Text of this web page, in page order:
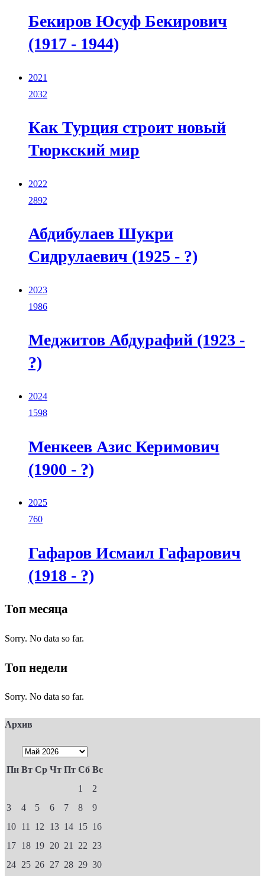
Бекиров Юсуф Бекирович
(1917 - 1944)
2021
2032
Как Турция строит новый
Тюркский мир
2022
2892
Абдибулаев Шукри
Сидрулаевич (1925 - ?)
2023
1986
Меджитов Абдурафий (1923 -
?)
2024
1598
Менкеев Азис Керимович
(1900 - ?)
2025
760
Гафаров Исмаил Гафарович
(1918 - ?)
Топ месяца
Sorry. No data so far.
Топ недели
Sorry. No data so far.
Архив
Пн Вт Ср Чт Пт Сб Вс
1
2
3
4 5 6 7 8
9
10 11 12 13 14 15 16
17 18 19 20 21 22 23
24 25 26 27 28 29 30